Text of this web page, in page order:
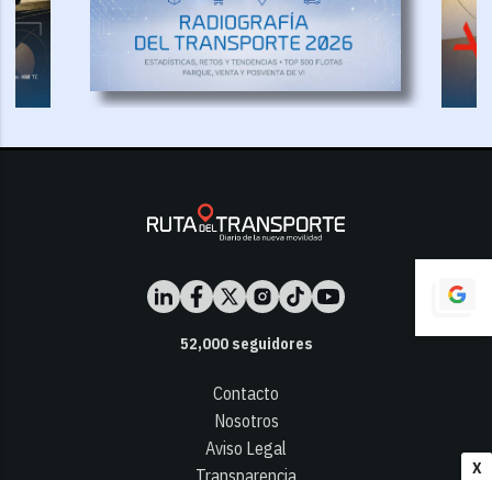
X
52,000seguidores
Contacto
Nosotros
Aviso Legal
Transparencia